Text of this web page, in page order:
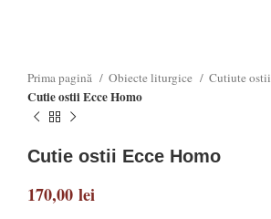
Prima pagină Obiecte liturgice Cutiute ostii
Cutie ostii Ecce Homo
Cutie ostii Ecce Homo
170,00 lei